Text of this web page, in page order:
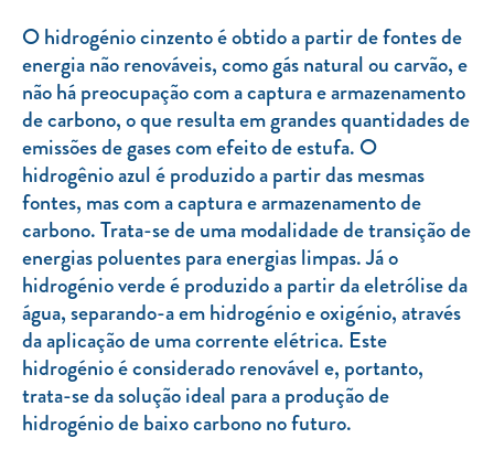
O hidrogénio cinzento é obtido a partir de fontes de
energia não renováveis, como gás natural ou carvão, e
não há preocupação com a captura e armazenamento
de carbono, o que resulta em grandes quantidades de
emissões de gases com efeito de estufa. O
hidrogênio azul é produzido a partir das mesmas
fontes, mas com a captura e armazenamento de
carbono. Trata-se de uma modalidade de transição de
energias poluentes para energias limpas. Já o
hidrogénio verde é produzido a partir da eletrólise da
água, separando-a em hidrogénio e oxigénio, através
da aplicação de uma corrente elétrica. Este
hidrogénio é considerado renovável e, portanto,
trata-se da solução ideal para a produção de
hidrogénio de baixo carbono no futuro.